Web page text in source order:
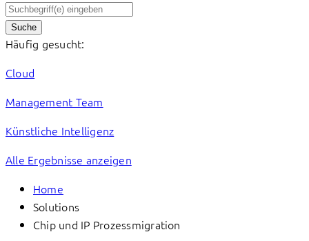
Suche
Häufig gesucht:
Cloud
Management Team
Künstliche Intelligenz
Alle Ergebnisse anzeigen
Home
Solutions
Chip und IP Prozessmigration